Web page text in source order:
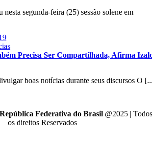
nesta segunda-feira (25) sessão solene em
Precisa Ser Compartilhada, Afirma
boas notícias durante seus discursos O
Federativa do Brasil @2025 | Todos
os direitos Reservados